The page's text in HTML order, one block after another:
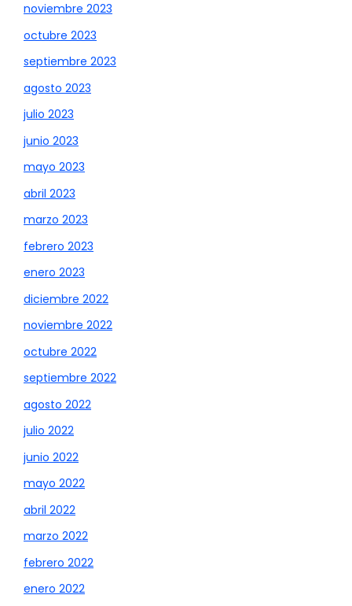
noviembre 2023
octubre 2023
septiembre 2023
agosto 2023
julio 2023
junio 2023
mayo 2023
abril 2023
marzo 2023
febrero 2023
enero 2023
diciembre 2022
noviembre 2022
octubre 2022
septiembre 2022
agosto 2022
julio 2022
junio 2022
mayo 2022
abril 2022
marzo 2022
febrero 2022
enero 2022